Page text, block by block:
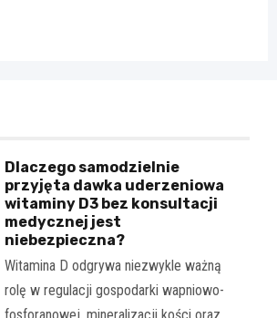
Dlaczego samodzielnie
przyjęta dawka uderzeniowa
witaminy D3 bez konsultacji
medycznej jest
niebezpieczna?
Witamina D odgrywa niezwykle ważną
rolę w regulacji gospodarki wapniowo-